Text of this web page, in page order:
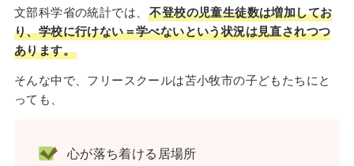
文部科学省の統計では、不登校の児童生徒数は増加してお
り、学校に行けない＝学べないという状況は見直されつつ
あります。
そんな中で、フリースクールは苫小牧市の子どもたちにと
っても、
心が落ち着ける居場所